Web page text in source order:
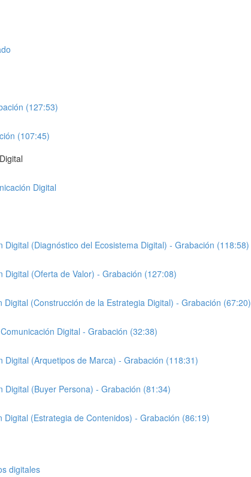
(127:53)
(107:45)
Digital
(Diagnóstico del Ecosistema Digital) - Grabación (118:58)
(Oferta de Valor) - Grabación (127:08)
(Construcción de la Estrategia Digital) - Grabación (67:20)
Digital - Grabación (32:38)
(Arquetipos de Marca) - Grabación (118:31)
(Buyer Persona) - Grabación (81:34)
(Estrategia de Contenidos) - Grabación (86:19)
digitales